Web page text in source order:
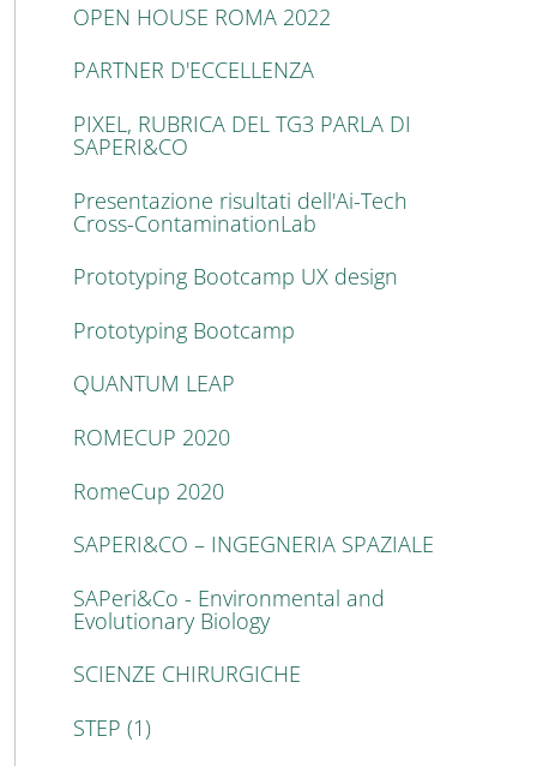
OPEN HOUSE ROMA 2022
PARTNER D'ECCELLENZA
PIXEL, RUBRICA DEL TG3 PARLA DI
SAPERI&CO
Presentazione risultati dell'Ai-Tech
Cross-ContaminationLab
Prototyping Bootcamp UX design
Prototyping Bootcamp
QUANTUM LEAP
ROMECUP 2020
RomeCup 2020
SAPERI&CO – INGEGNERIA SPAZIALE
SAPeri&Co - Environmental and
Evolutionary Biology
SCIENZE CHIRURGICHE
STEP (1)